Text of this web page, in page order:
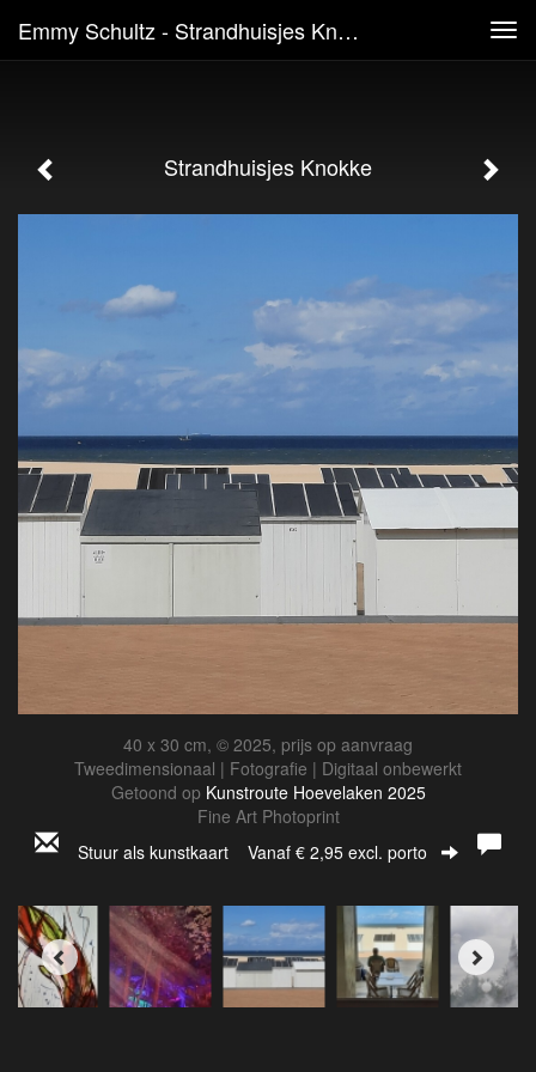
Emmy Schultz - Strandhuisjes Knokke
Strandhuisjes Knokke
40 x 30 cm, © 2025, prijs op aanvraag
Tweedimensionaal | Fotografie | Digitaal onbewerkt
Getoond op Kunstroute Hoevelaken 2025
Fine Art Photoprint
Stuur als kunstkaart Vanaf € 2,95 excl. porto